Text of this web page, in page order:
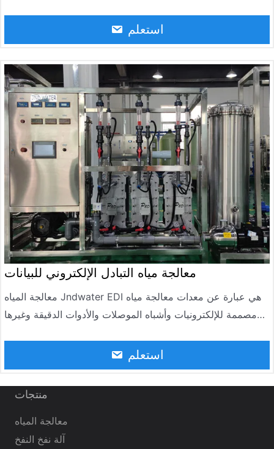
فائقة النقاء المنتجة تلبي متطلبات جودة المياه الصارمة لصناعة
استعلم
معالجة مياه التبادل الإلكتروني للبيانات
معالجة المياه Jndwater EDI هي عبارة عن معدات معالجة مياه
مصممة للإلكترونيات وأشباه الموصلات والأدوات الدقيقة وغيرها
المسبقة وتقنية التناضح العكسي ومعالجة التنقية الفائقة وطرق ما
بعد المعالجة لإزالة الوسط الموصل في الماء بالكامل تقريبا لضمان
أن جودة المياه تلبي معيار المياه عالي النقاء.
استعلم
منتجات
معالجة المياه
آلة نفخ النفخ